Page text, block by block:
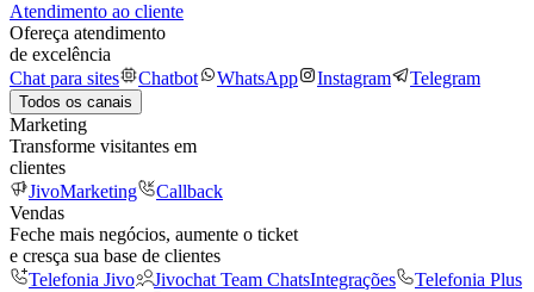
Atendimento ao cliente
Ofereça atendimento
de excelência
Chat para sites
Chatbot WhatsApp Instagram Telegram
Todos os canais
Marketing
Transforme visitantes em
clientes
JivoMarketing
Callback
Vendas
Feche mais negócios, aumente o ticket
e cresça sua base de clientes
Telefonia Jivo
Jivochat Team ChatsIntegrações
Telefonia Plus